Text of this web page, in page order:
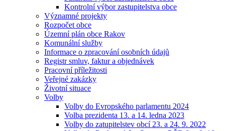
Kontrolní výbor zastupitelstva obce
Významné projekty
Rozpočet obce
Územní plán obce Rakov
Komunální služby
Informace o zpracování osobních údajů
Registr smluv, faktur a objednávek
Pracovní příležitosti
Veřejné zakázky
Životní situace
Volby
Volby do Evropského parlamentu 2024
Volba prezidenta 13. a 14. ledna 2023
Volby do zatupitelstev obcí 23. a 24. 9. 2022